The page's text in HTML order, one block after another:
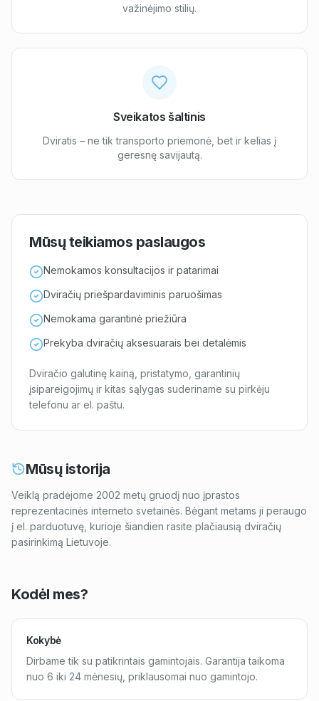
važinėjimo stilių.
Sveikatos šaltinis
Dviratis – ne tik transporto priemonė, bet ir kelias į
geresnę savijautą.
Mūsų teikiamos paslaugos
Nemokamos konsultacijos ir patarimai
Dviračių priešpardaviminis paruošimas
Nemokama garantinė priežiūra
Prekyba dviračių aksesuarais bei detalėmis
Dviračio galutinę kainą, pristatymo, garantinių
įsipareigojimų ir kitas sąlygas suderiname su pirkėju
telefonu ar el. paštu.
Mūsų istorija
Veiklą pradėjome 2002 metų gruodį nuo įprastos
reprezentacinės interneto svetainės. Bėgant metams ji peraugo
į el. parduotuvę, kurioje šiandien rasite plačiausią dviračių
pasirinkimą Lietuvoje.
Kodėl mes?
Kokybė
Dirbame tik su patikrintais gamintojais. Garantija taikoma
nuo 6 iki 24 mėnesių, priklausomai nuo gamintojo.